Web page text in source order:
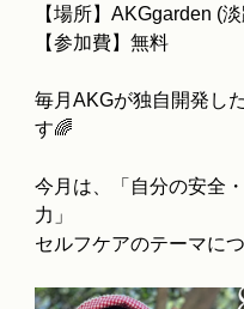
【場所】AKGgarden (
【参加費】無料
毎月AKGが独自開発し
す🌈
今月は、「自分の安全
力」
セルフケアのテーマに